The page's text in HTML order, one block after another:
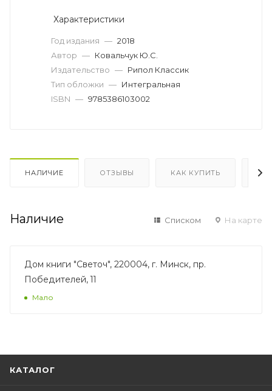
Характеристики
Год издания — 2018
Автор — Ковальчук Ю.С.
Издательство — Рипол Классик
Тип обложки — Интегральная
ISBN — 9785386103002
НАЛИЧИЕ ОТЗЫВЫ КАК КУПИТЬ
Наличие Списком На карте
Дом книги "Светоч", 220004, г. Минск, пр.
Победителей, 11
Мало
КАТАЛОГ